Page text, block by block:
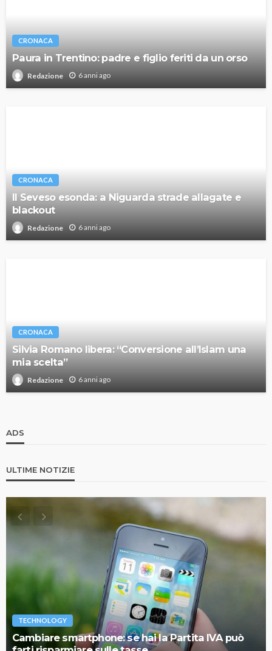
CRONACA
Paura in Trentino: padre e figlio feriti da un orso
Redazione 6 anni ago
CRONACA
Il Seveso esonda: a Niguarda strade allagate e
blackout
Redazione 6 anni ago
CRONACA
Silvia Romano libera: “Conversione all’Islam una
mia scelta”
Redazione 6 anni ago
ADS
ULTIME NOTIZIE
TECHNOLOGY
Cambiare smartphone: se hai la Partita IVA può